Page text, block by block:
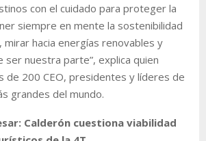
con el cuidado para proteger la
siempre en mente la sostenibilidad
hacia energías renovables y
ser nuestra parte”, explica quien
de 200 CEO, presidentes y líderes de
grandes del mundo.
Calderón cuestiona viabilidad